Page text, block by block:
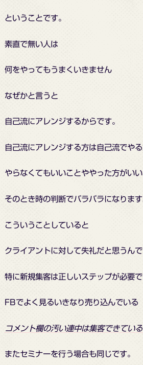
ということです。
素直で無い人は
何をやってもうまくいきません
なぜかと言うと
自己流にアレンジするからです。
自己流にアレンジする方は自己流でや
やらなくてもいいことややった方がい
そのとき時の判断でバラバラになります
こういうことしていると
クライアントに対して失礼だと思うんで
特に新規集客は正しいステップが必要で
FBでよく見るいきなり売り込んでいる
コメント欄の汚い連中は集客できてい
またセミナーを行う場合も同じです。